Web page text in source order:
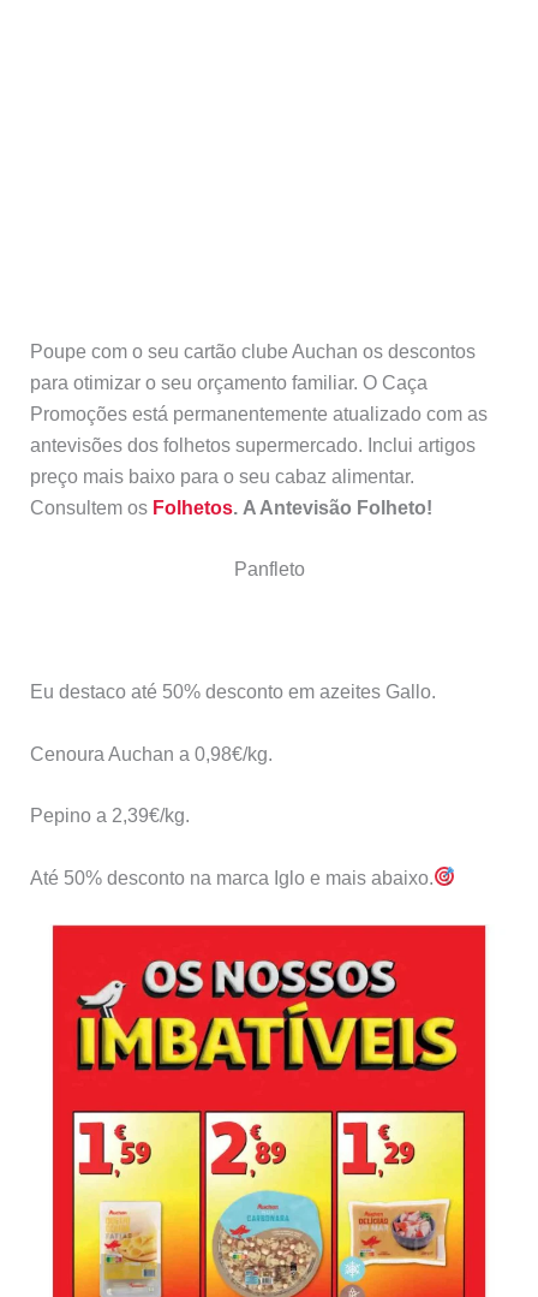
Poupe com o seu cartão clube Auchan os descontos
para otimizar o seu orçamento familiar. O Caça
Promoções está permanentemente atualizado com as
antevisões dos folhetos supermercado. Inclui artigos
preço mais baixo para o seu cabaz alimentar.
Consultem os Folhetos. A Antevisão Folheto!
Panfleto
Eu destaco até 50% desconto em azeites Gallo.
Cenoura Auchan a 0,98€/kg.
Pepino a 2,39€/kg.
Até 50% desconto na marca Iglo e mais abaixo.